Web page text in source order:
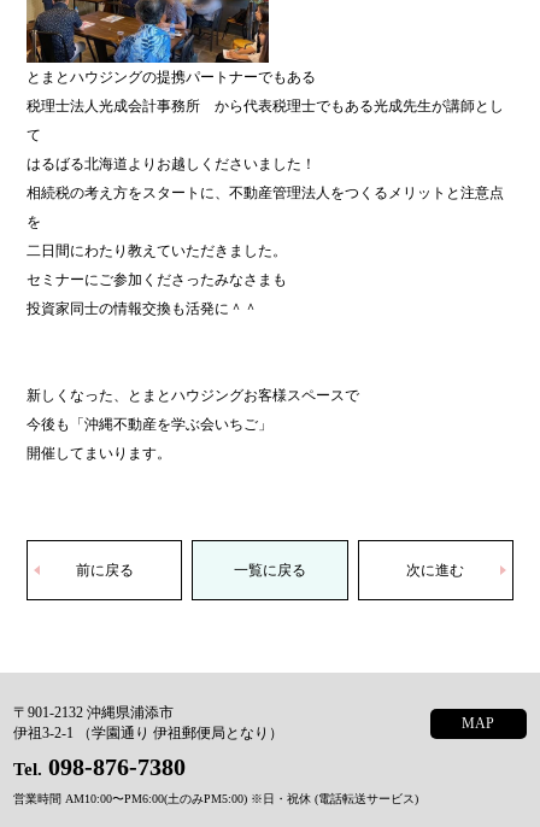
とまとハウジングの提携パートナーでもある
税理士法人光成会計事務所 から代表税理士でもある光成先生が講師とし
て
はるばる北海道よりお越しくださいました！
相続税の考え方をスタートに、不動産管理法人をつくるメリットと注意点
を
二日間にわたり教えていただきました。
セミナーにご参加くださったみなさまも
投資家同士の情報交換も活発に＾＾
新しくなった、とまとハウジングお客様スペースで
今後も「沖縄不動産を学ぶ会いちご」
開催してまいります。
前に戻る 一覧に戻る 次に進む
〒901-2132 沖縄県浦添市
伊祖3-2-1 （学園通り 伊祖郵便局となり）
MAP
Tel. 098-876-7380
営業時間 AM10:00〜PM6:00(土のみPM5:00) ※日・祝休 (電話転送サービス)